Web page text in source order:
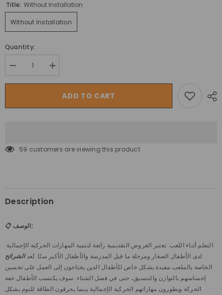
Title: Without Installation
Without Installation
Quantity:
Decrease
quantity
for
فن
سم
Increase
quantity
for
راف
فن
سم
ADD TO CART
59 customers are viewing this product
Description
📋 الوصف:
التعلم أثناء اللعب: تعتبر العروض التقديمية رائعة لتنمية المهارات الحركية الإجمالية
لدى الأطفال الصغار ومرحلة ما قبل المدرسة والأطفال الأكبر سنًا. تُعدالشرائح
الخاصة بالملعب مفيدة بشكل خاص للأطفال الذين يحتاجون إلى العمل على تحسين
إحساسهم بالتوازن والتنسيق، حتى في فصل الشتاء. سوف يكتسب الأطفال خفة
الحركة ويطورون مهاراتهم الحركية الإجمالية بينما يحرقون الطاقة للنوم بشكل